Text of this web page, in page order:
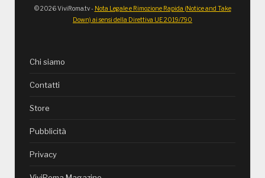
© 2026 ViviRoma.tv - Nota Legale e Rimozione Rapida (Notice and Take
Down) ai sensi della Direttiva UE 2019/790
Chi siamo
Contatti
Store
Pubblicità
Privacy